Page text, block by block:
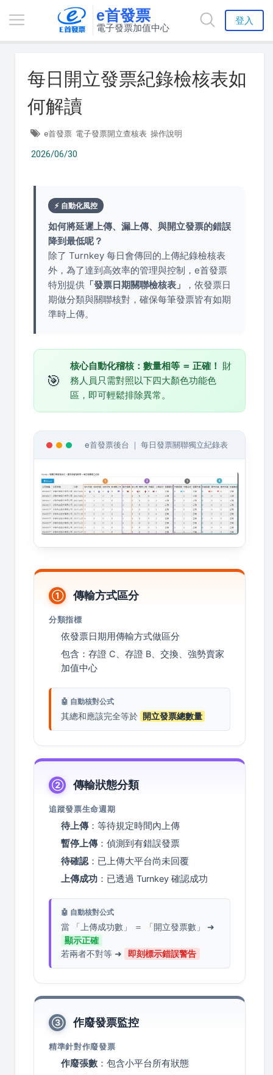
e首發票
電子發票加值中心
登入
每日開立發票紀錄檢核表如
何解讀
e首發票 電子發票開立查核表 操作說明
2026/06/30
⚡ 自動化風控
如何將延遲上傳、漏上傳、與開立發票的錯誤
降到最低呢？
除了 Turnkey 每日會傳回的上傳紀錄檢核表
外，為了達到高效率的管理與控制，e首發票
特別提供 「發票日期關聯檢核表」
，依發票日
期做分類與關聯核對，確保每筆發票皆有如期
準時上傳。
🎯
核心自動化稽核：數量相等 ＝ 正確！ 財
務人員只需對照以下四大顏色功能色
區，即可輕鬆排除異常。
e首發票後台 ｜ 每日發票關聯獨立紀錄表
① 傳輸方式區分
分類指標
依發票日期用傳輸方式做區分
包含：存證 C、存證 B、交換、強勢賣家
加值中心
🤖 自動核對公式
其總和應該完全等於 開立發票總數量
② 傳輸狀態分類
追蹤發票生命週期
待上傳 ：等待規定時間內上傳
暫停上傳 ：偵測到有錯誤發票
待確認：已上傳大平台尚未回覆
上傳成功 ：已透過 Turnkey 確認成功
🤖 自動核對公式
當 「上傳成功數」 ＝ 「開立發票數」 ➜
顯示正確
若兩者不對等 ➜
即刻標示錯誤警告
③ 作廢發票監控
精準針對作廢發票
作廢張數 ：包含小平台所有狀態